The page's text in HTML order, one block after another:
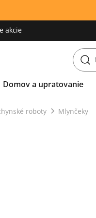
akcie
Domov a upratovanie
roboty Mlynčeky